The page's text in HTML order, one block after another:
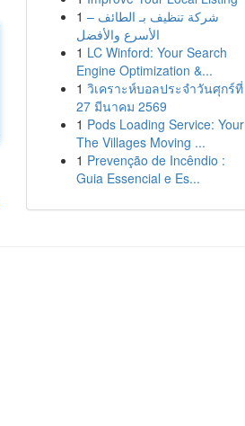
1 شركة تنظيف بـ الطائف –
الأسرع والأفضل
1 LC Winford: Your Search
Engine Optimization &...
1 วิเคราะห์บอลประจำวันศุกร์ที่
27 มีนาคม 2569
1 Pods Loading Service: Your
The Villages Moving ...
1 Prevenção de Incêndio :
Guia Essencial e Es...